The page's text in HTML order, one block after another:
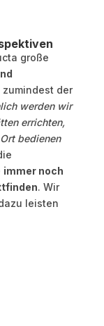
große
zumindest der
werden wir
errichten,
bedienen
immer noch
. Wir
leisten